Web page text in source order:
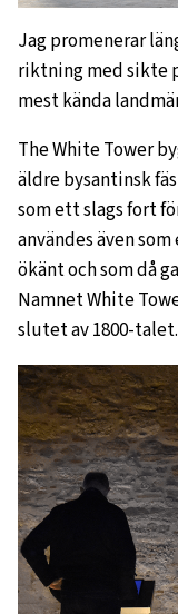
Jag promenerar
riktning med sikte
mest kända
The White Tower
äldre bysantinsk
som ett slags fort
användes även
ökänt och som då
Namnet White
slutet av 1800-talet.